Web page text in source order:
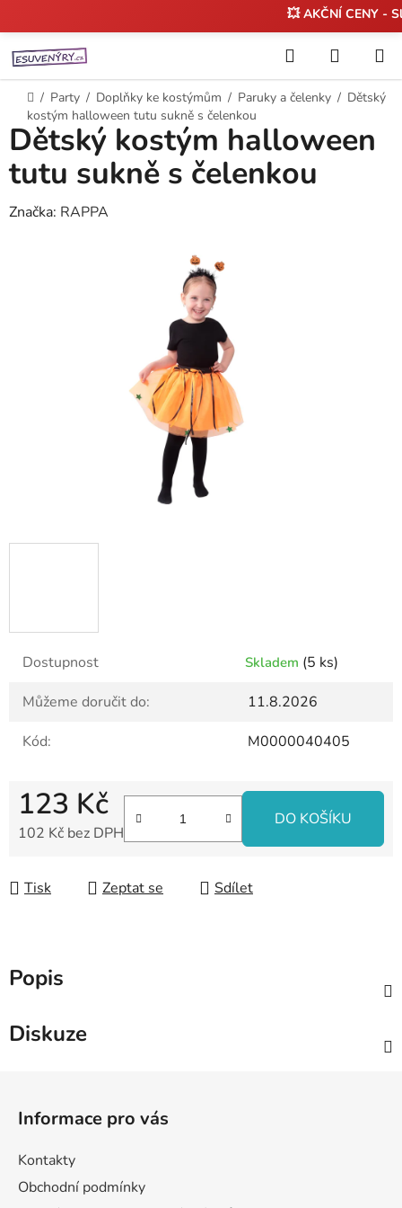
na
obsah
💥 AKČNÍ CENY -
Hledat
KOŠÍK
Domů
/ Party / Doplňky ke kostýmům / Paruky a čelenky / Dětský
kostým halloween tutu sukně s čelenkou
Dostupnost Skladem (5 ks)
Můžeme doručit do:
11.8.2026
Kód:
M0000040405
123 Kč
102 Kč bez DPH
DO KOŠÍKU
Tisk Zeptat se Sdílet
Dětský kostým halloween
tutu sukně s čelenkou
Značka: RAPPA
Popis
Diskuze
Informace pro vás
Kontakty
Obchodní podmínky